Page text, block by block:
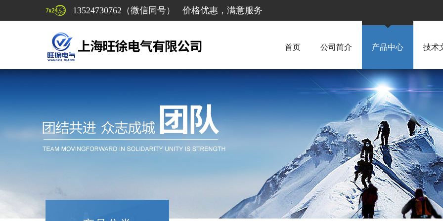
13524730762（微信同号） 价格优惠，满意服务
首页 公司简介 产品中心 技术